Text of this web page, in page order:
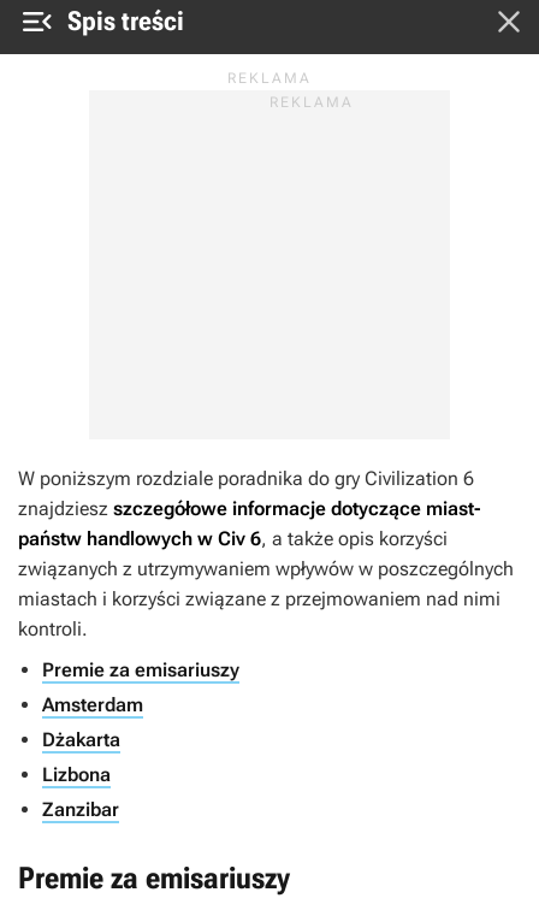
 Spis treści 
W poniższym rozdziale poradnika do gry Civilization 6
znajdziesz szczegółowe informacje dotyczące miast-
państw handlowych w Civ 6, a także opis korzyści
związanych z utrzymywaniem wpływów w poszczególnych
miastach i korzyści związane z przejmowaniem nad nimi
kontroli.
Premie za emisariuszy
Amsterdam
Dżakarta
Lizbona
Zanzibar
Premie za emisariuszy